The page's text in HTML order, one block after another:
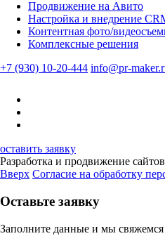
Продвижение на Авито
Настройка и внедрение
Контентная фото/
Комплексные решения
+7 (930) 10-20-444 info@pr-
оставить заявку
Разработка и продвижение
Вверх Согласие на обработку
Оставьте заявку
Заполните данные и мы